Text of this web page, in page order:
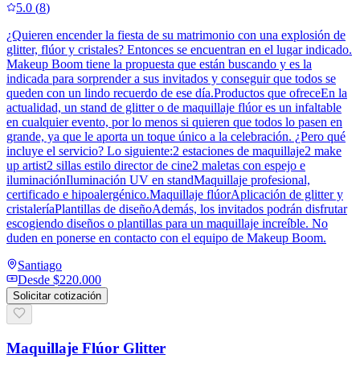
5.0 (8)
¿Quieren encender la fiesta de su matrimonio con una explosión de
glitter, flúor y cristales? Entonces se encuentran en el lugar indicado.
Makeup Boom tiene la propuesta que están buscando y es la
indicada para sorprender a sus invitados y conseguir que todos se
queden con un lindo recuerdo de ese día.Productos que ofreceEn la
actualidad, un stand de glitter o de maquillaje flúor es un infaltable
en cualquier evento, por lo menos si quieren que todos lo pasen en
grande, ya que le aporta un toque único a la celebración. ¿Pero qué
incluye el servicio? Lo siguiente:2 estaciones de maquillaje2 make
up artist2 sillas estilo director de cine2 maletas con espejo e
iluminaciónIluminación UV en standMaquillaje profesional,
certificado e hipoalergénico.Maquillaje flúorAplicación de glitter y
cristaleríaPlantillas de diseñoAdemás, los invitados podrán disfrutar
escogiendo diseños o plantillas para un maquillaje increíble. No
duden en ponerse en contacto con el equipo de Makeup Boom.
Santiago
Desde $220.000
Solicitar cotización
Maquillaje Flúor Glitter